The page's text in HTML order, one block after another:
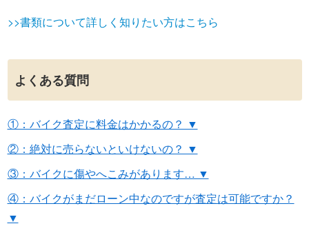
>>書類について詳しく知りたい方はこちら
よくある質問
①：バイク査定に料金はかかるの？ ▼
②：絶対に売らないといけないの？ ▼
③：バイクに傷やへこみがあります… ▼
④：バイクがまだローン中なのですが査定は可能ですか？
▼